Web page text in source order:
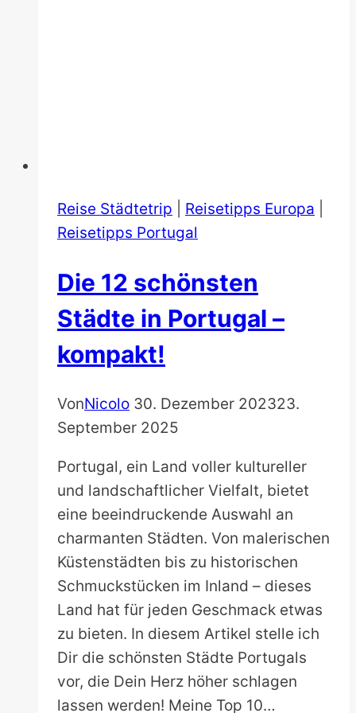
Reise Städtetrip Reisetipps Europa
Reisetipps Portugal
Die 12 schönsten
Städte in Portugal –
kompakt!
VonNicolo 30. Dezember 202323.
September 2025
Portugal, ein Land voller kultureller
und landschaftlicher Vielfalt, bietet
eine beeindruckende Auswahl an
charmanten Städten. Von malerischen
Küstenstädten bis zu historischen
Schmuckstücken im Inland – dieses
Land hat für jeden Geschmack etwas
zu bieten. In diesem Artikel stelle ich
Dir die schönsten Städte Portugals
vor, die Dein Herz höher schlagen
lassen werden! Meine Top 10…